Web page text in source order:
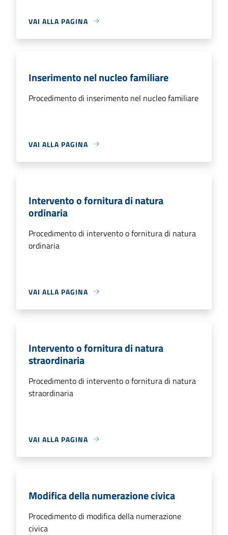
VAI ALLA PAGINA
Inserimento nel nucleo familiare
Procedimento di inserimento nel nucleo familiare
VAI ALLA PAGINA
Intervento o fornitura di natura
ordinaria
Procedimento di intervento o fornitura di natura
ordinaria
VAI ALLA PAGINA
Intervento o fornitura di natura
straordinaria
Procedimento di intervento o fornitura di natura
straordinaria
VAI ALLA PAGINA
Modifica della numerazione civica
Procedimento di modifica della numerazione
civica